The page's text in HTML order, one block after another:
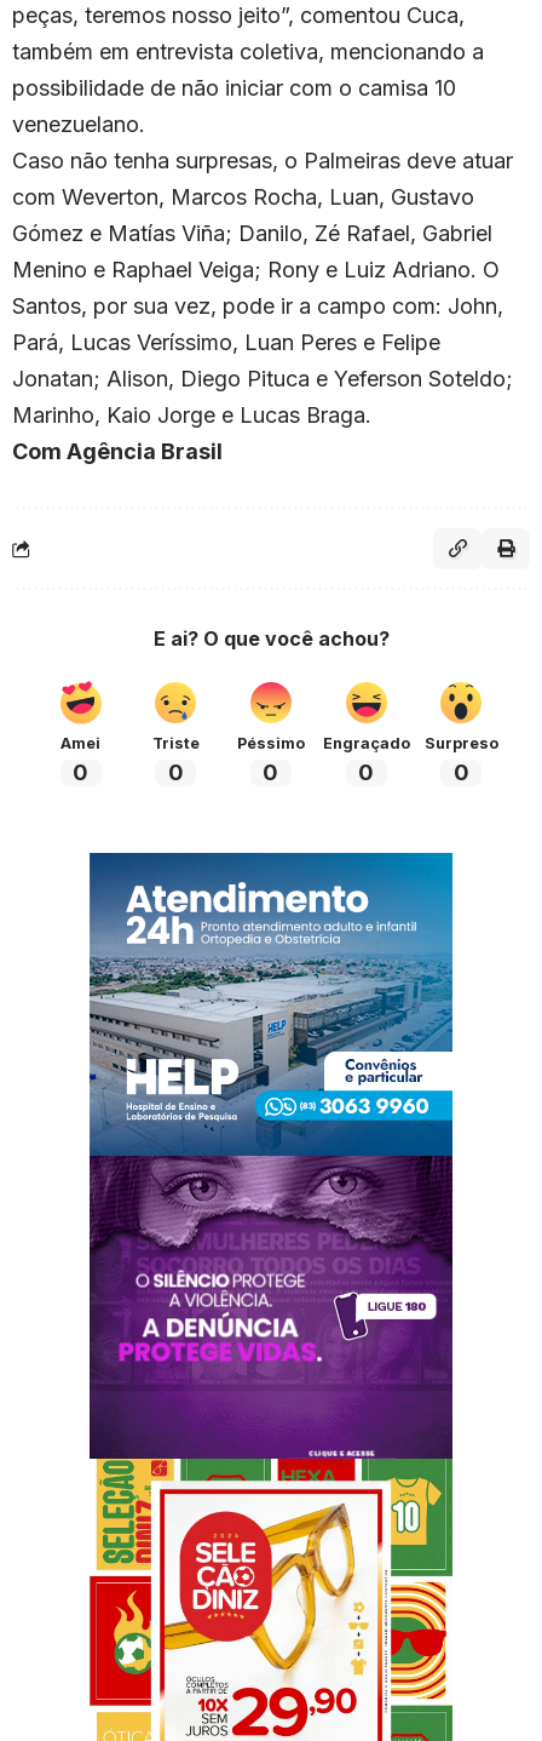
peças, teremos nosso jeito”, comentou Cuca,
também em entrevista coletiva, mencionando a
possibilidade de não iniciar com o camisa 10
venezuelano.
Caso não tenha surpresas, o Palmeiras deve atuar
com Weverton, Marcos Rocha, Luan, Gustavo
Gómez e Matías Viña; Danilo, Zé Rafael, Gabriel
Menino e Raphael Veiga; Rony e Luiz Adriano. O
Santos, por sua vez, pode ir a campo com: John,
Pará, Lucas Veríssimo, Luan Peres e Felipe
Jonatan; Alison, Diego Pituca e Yeferson Soteldo;
Marinho, Kaio Jorge e Lucas Braga.
Com Agência Brasil
E ai? O que você achou?
Amei
0
Triste
0
Péssimo
0
Engraçado
0
Surpreso
0